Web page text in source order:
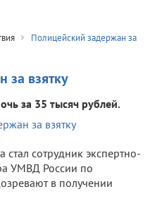
Полицейский задержан за
за взятку
за 35 тысяч рублей.
стал сотрудник экспертно-
УМВД России по
в получении